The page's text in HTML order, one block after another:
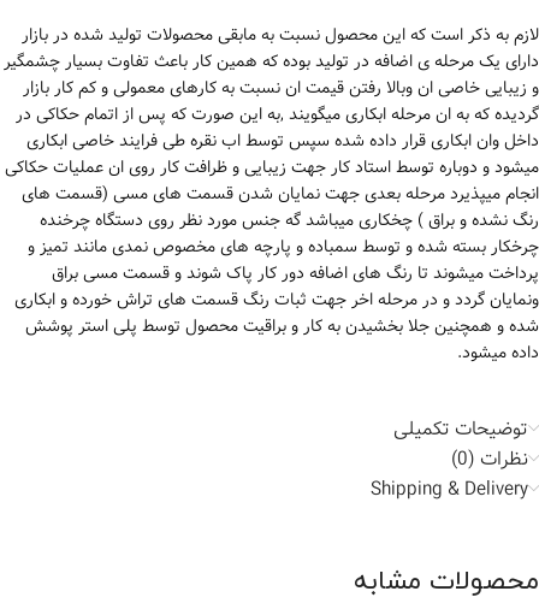
لازم به ذکر است که این محصول نسبت به مابقی محصولات تولید شده در بازار
دارای یک مرحله ی اضافه در تولید بوده که همین کار باعث تفاوت بسیار چشمگیر
و زیبایی خاصی ان وبالا رفتن قیمت ان نسبت به کارهای معمولی و کم کار بازار
گردیده که به ان مرحله ابکاری میگویند ,به این صورت که پس از اتمام حکاکی در
داخل وان ابکاری قرار داده شده سپس توسط اب نقره طی فرایند خاصی ابکاری
میشود و دوباره توسط استاد کار جهت زیبایی و ظرافت کار روی ان عملیات حکاکی
انجام میپذیرد مرحله بعدی جهت نمایان شدن قسمت های مسی (قسمت های
رنگ نشده و براق ) چخکاری میباشد گه جنس مورد نظر روی دستگاه چرخنده
چرخکار بسته شده و توسط سمباده و پارچه های مخصوص نمدی مانند تمیز و
پرداخت میشوند تا رنگ های اضافه دور کار پاک شوند و قسمت مسی براق
ونمایان گردد و در مرحله اخر جهت ثبات رنگ قسمت های تراش خورده و ابکاری
شده و همچنین جلا بخشیدن به کار و براقیت محصول توسط پلی استر پوشش
داده میشود.
توضیحات تکمیلی
نظرات (0)
Shipping & Delivery
محصولات مشابه